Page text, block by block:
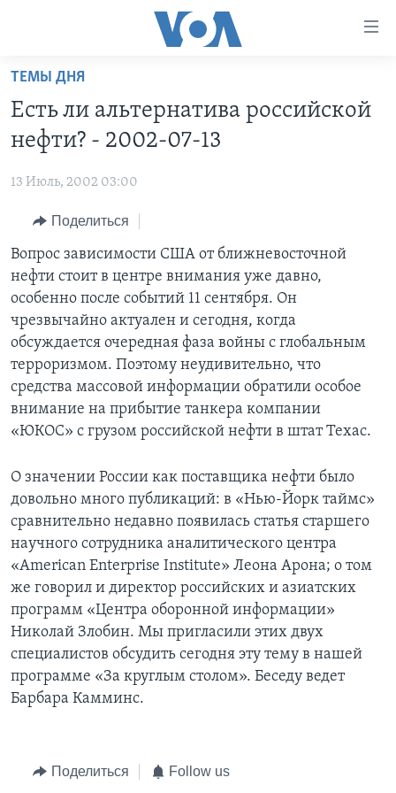
Перейти
основной
контент
Перейти
навигации
Перейти
поиск
ПРОГРАММЫ
НОВОСТИ ЗА МИНУТУ
ИТОГИ
ПОЧЕМУ ЭТО ВАЖНО?
ДИСКУССИЯ VOA
ДЕТАЛИ
НЬЮ-ЙОРК NEW YORK
АМЕРИКА. БОЛЬШОЕ ПУТЕШЕСТВИЕ
ПРОЕКТЫ
УЧИМ АНГЛИЙСКИЙ
НАША АМЕРИКАНСКАЯ ИСТОРИЯ
А КАК В АМЕРИКЕ?
АРТЕФАКТЫ
АМЕРИКАНСКИЕ ГОРОДКИ
ТЕСТЫ
ЭКСПЕРТИЗА
ИНТЕРВЬЮ
ФАКТЫ ПРОТИВ ФЕЙКОВ
ЗА СВОБОДУ ПРЕССЫ
УЧИМ АНГЛИЙСКИЙ
ВИДЕО
ПОДПИСКА НА НОВОСТИ
Learning English
СОЦИАЛЬНЫЕ СЕТИ
Языки
ТЕМЫ ДНЯ
Есть ли альтернатива российской
нефти? - 2002-07-13
13 Июль, 2002 03:00
Поделиться
Вопрос зависимости США от ближневосточной
нефти стоит в центре внимания уже давно,
особенно после событий 11 сентября. Он
чрезвычайно актуален и сегодня, когда
обсуждается очередная фаза войны с глобальным
терроризмом. Поэтому неудивительно, что
средства массовой информации обратили особое
внимание на прибытие танкера компании
«ЮКОС» с грузом российской нефти в штат Техас.
О значении России как поставщика нефти было
довольно много публикаций: в «Нью-Йорк таймс»
сравнительно недавно появилась статья старшего
научного сотрудника аналитического центра
«American Enterprise Institute» Леона Арона; о том
же говорил и директор российских и азиатских
программ «Центра оборонной информации»
Николай Злобин. Мы пригласили этих двух
специалистов обсудить сегодня эту тему в нашей
программе «За круглым столом». Беседу ведет
Барбара Камминс.
Поделиться Follow us